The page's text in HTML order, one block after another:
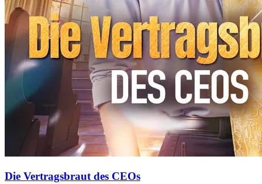
Die Vertragsbraut des CEOs